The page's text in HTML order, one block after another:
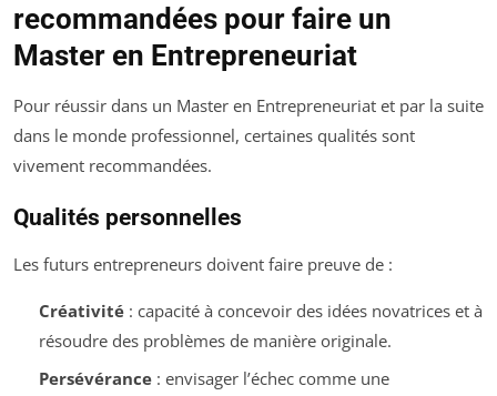
recommandées pour faire un
Master en Entrepreneuriat
Pour réussir dans un Master en Entrepreneuriat et par la suite
dans le monde professionnel, certaines qualités sont
vivement recommandées.
Qualités personnelles
Les futurs entrepreneurs doivent faire preuve de :
Créativité: capacité à concevoir des idées novatrices et à
résoudre des problèmes de manière originale.
Persévérance: envisager l’échec comme une